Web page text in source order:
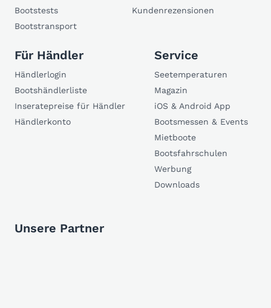
Bootstests
Bootstransport
Kundenrezensionen
Für Händler
Händlerlogin
Bootshändlerliste
Inseratepreise für Händler
Händlerkonto
Service
Seetemperaturen
Magazin
iOS & Android App
Bootsmessen & Events
Mietboote
Bootsfahrschulen
Werbung
Downloads
Unsere Partner